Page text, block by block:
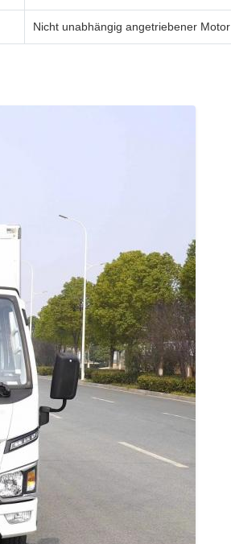
Nicht unabhängig angetriebener Motor